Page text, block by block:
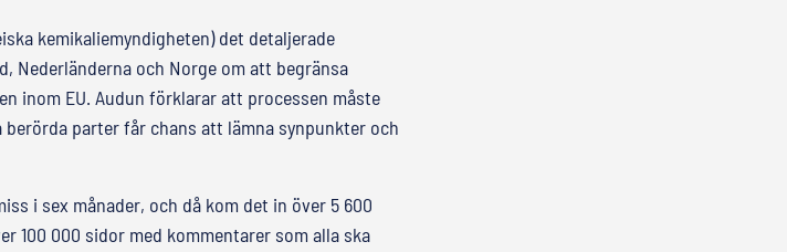
kemikaliemyndigheten) det detaljerade
Nederländerna och Norge om att begränsa
inom EU. Audun förklarar att processen måste
parter får chans att lämna synpunkter och
i sex månader, och då kom det in över 5 600
100 000 sidor med kommentarer som alla ska